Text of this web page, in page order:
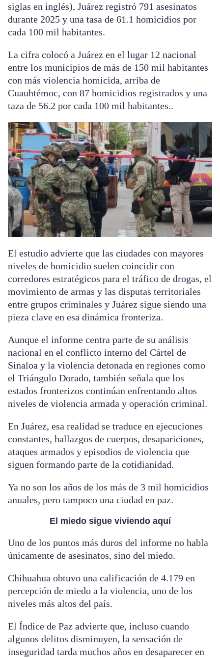
siglas en inglés), Juárez registró 791 asesinatos
durante 2025 y una tasa de 61.1 homicidios por
cada 100 mil habitantes.
La cifra colocó a Juárez en el lugar 12 nacional
entre los municipios de más de 150 mil habitantes
con más violencia homicida, arriba de
Cuauhtémoc, con 87 homicidios registrados y una
taza de 56.2 por cada 100 mil habitantes..
El estudio advierte que las ciudades con mayores
niveles de homicidio suelen coincidir con
corredores estratégicos para el tráfico de drogas, el
movimiento de armas y las disputas territoriales
entre grupos criminales y Juárez sigue siendo una
pieza clave en esa dinámica fronteriza.
Aunque el informe centra parte de su análisis
nacional en el conflicto interno del Cártel de
Sinaloa y la violencia detonada en regiones como
el Triángulo Dorado, también señala que los
estados fronterizos continúan enfrentando altos
niveles de violencia armada y operación criminal.
En Juárez, esa realidad se traduce en ejecuciones
constantes, hallazgos de cuerpos, desapariciones,
ataques armados y episodios de violencia que
siguen formando parte de la cotidianidad.
Ya no son los años de los más de 3 mil homicidios
anuales, pero tampoco una ciudad en paz.
El miedo sigue viviendo aquí
Uno de los puntos más duros del informe no habla
únicamente de asesinatos, sino del miedo.
Chihuahua obtuvo una calificación de 4.179 en
percepción de miedo a la violencia, uno de los
niveles más altos del país.
El Índice de Paz advierte que, incluso cuando
algunos delitos disminuyen, la sensación de
inseguridad tarda muchos años en desaparecer en